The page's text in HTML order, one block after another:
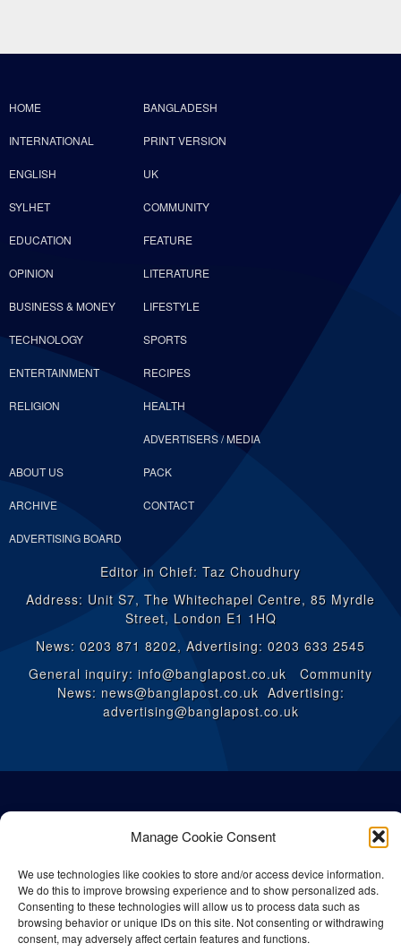
Manage Cookie Consent
We use technologies like cookies to store and/or access device information.
We do this to improve browsing experience and to show personalized ads.
Consenting to these technologies will allow us to process data such as
browsing behavior or unique IDs on this site. Not consenting or withdrawing
consent, may adversely affect certain features and functions.
HOME BANGLADESH
INTERNATIONAL PRINT VERSION
ENGLISH UK
SYLHET COMMUNITY
EDUCATION FEATURE
OPINION LITERATURE
BUSINESS & MONEY LIFESTYLE
TECHNOLOGY SPORTS
ENTERTAINMENT RECIPES
RELIGION HEALTH
ABOUT US
ADVERTISERS / MEDIA
PACK
ARCHIVE CONTACT
ADVERTISING BOARD
Editor in Chief: Taz Choudhury
Address: Unit S7, The Whitechapel Centre, 85 Myrdle
Street, London E1 1HQ
News: 0203 871 8202, Advertising: 0203 633 2545
General inquiry: info@banglapost.co.uk Community
News: news@banglapost.co.uk Advertising:
advertising@banglapost.co.uk